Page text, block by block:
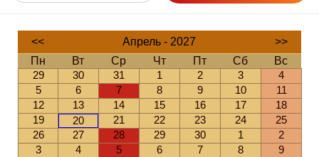
<< Апрель - 2027
>>
Пн
Вт Ср Чт Пт Сб
Вс
29
30 31 1 2 3
4
5
6 7 8 9 10
11
12
13 14 15 16 17
18
19
20 21 22 23 24
25
26
27 28 29 30 1
2
3
4 5 6 7 8 9